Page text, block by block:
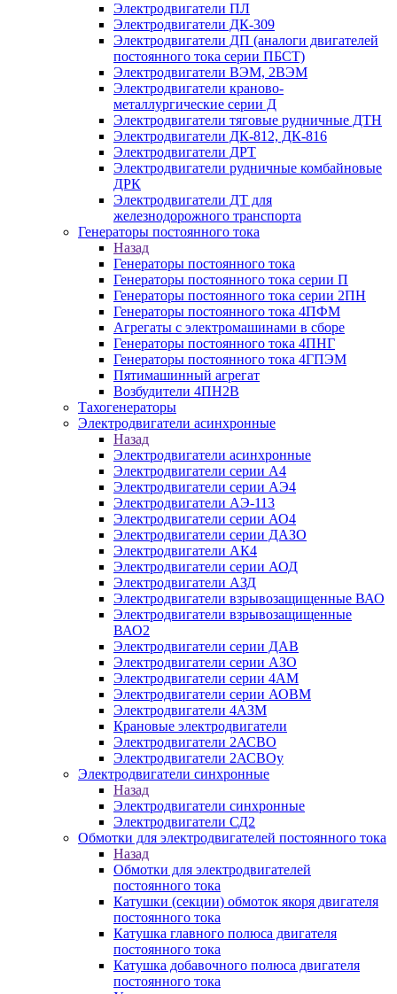
Электродвигатели ПЛ
Электродвигатели ДК-309
Электродвигатели ДП (аналоги двигателей
постоянного тока серии ПБСТ)
Электродвигатели ВЭМ, 2ВЭМ
Электродвигатели краново-
металлургические серии Д
Электродвигатели тяговые рудничные ДТН
Электродвигатели ДК-812, ДК-816
Электродвигатели ДРТ
Электродвигатели рудничные комбайновые
ДРК
Электродвигатели ДТ для
железнодорожного транспорта
Генераторы постоянного тока
Назад
Генераторы постоянного тока
Генераторы постоянного тока серии П
Генераторы постоянного тока серии 2ПН
Генераторы постоянного тока 4ПФМ
Агрегаты с электромашинами в сборе
Генераторы постоянного тока 4ПНГ
Генераторы постоянного тока 4ГПЭМ
Пятимашинный агрегат
Возбудители 4ПН2В
Тахогенераторы
Электродвигатели асинхронные
Назад
Электродвигатели асинхронные
Электродвигатели серии А4
Электродвигатели серии АЭ4
Электродвигатели АЭ-113
Электродвигатели серии АО4
Электродвигатели серии ДАЗО
Электродвигатели АК4
Электродвигатели серии АОД
Электродвигатели АЗД
Электродвигатели взрывозащищенные ВАО
Электродвигатели взрывозащищенные
ВАО2
Электродвигатели серии ДАВ
Электродвигатели серии АЗО
Электродвигатели серии 4АМ
Электродвигатели серии АОВМ
Электродвигатели 4АЗМ
Крановые электродвигатели
Электродвигатели 2АСВО
Электродвигатели 2АСВОу
Электродвигатели синхронные
Назад
Электродвигатели синхронные
Электродвигатели СД2
Обмотки для электродвигателей постоянного тока
Назад
Обмотки для электродвигателей
постоянного тока
Катушки (секции) обмоток якоря двигателя
постоянного тока
Катушка главного полюса двигателя
постоянного тока
Катушка добавочного полюса двигателя
постоянного тока